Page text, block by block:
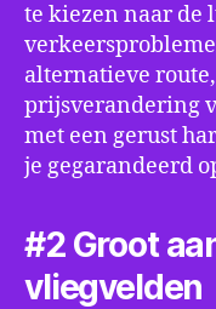
te kiezen naar de
alternatieve
prijsverandering
met een gerust
je gegarandeerd
#2 Groot
vliegvelden